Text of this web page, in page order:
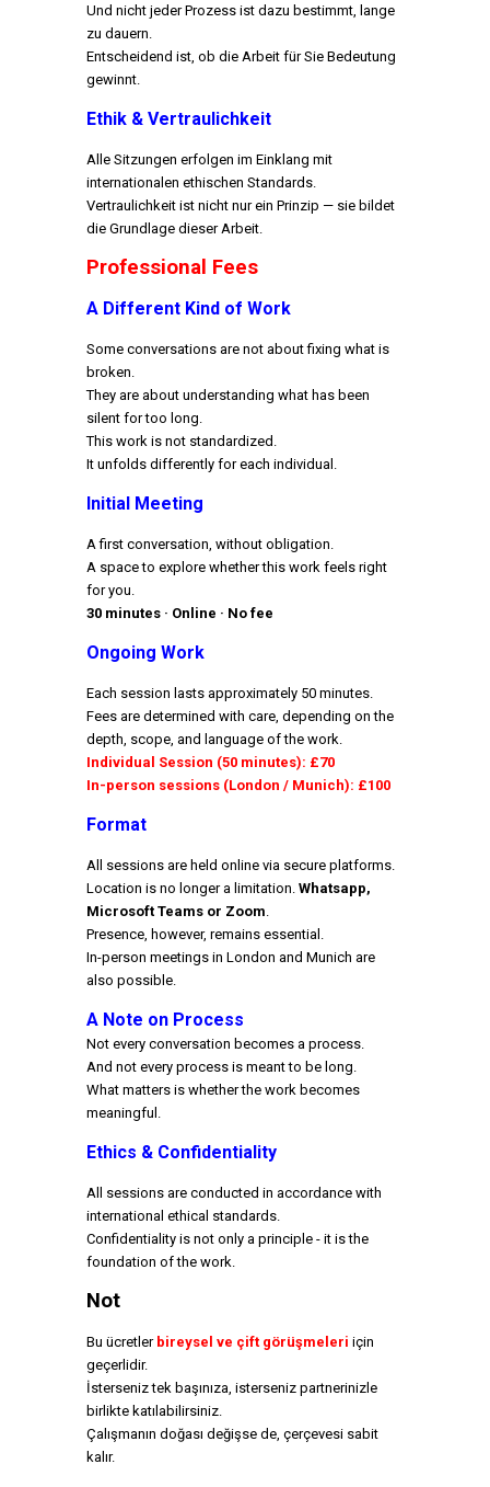
Und nicht jeder Prozess ist dazu bestimmt, lange
zu dauern.
Entscheidend ist, ob die Arbeit für Sie Bedeutung
gewinnt.
Ethik & Vertraulichkeit
Alle Sitzungen erfolgen im Einklang mit
internationalen ethischen Standards.
Vertraulichkeit ist nicht nur ein Prinzip — sie bildet
die Grundlage dieser Arbeit.
Professional Fees
A Different Kind of Work
Some conversations are not about fixing what is
broken.
They are about understanding what has been
silent for too long.
This work is not standardized.
It unfolds differently for each individual.
Initial Meeting
A first conversation, without obligation.
A space to explore whether this work feels right
for you.
30 minutes · Online · No fee
Ongoing Work
Each session lasts approximately 50 minutes.
Fees are determined with care, depending on the
depth, scope, and language of the work.
Individual Session (50 minutes): £70
In-person sessions (London / Munich): £100
Format
All sessions are held online via secure platforms.
Location is no longer a limitation. Whatsapp,
Microsoft Teams or Zoom.
Presence, however, remains essential.
In-person meetings in London and Munich are
also possible.
A Note on Process
Not every conversation becomes a process.
And not every process is meant to be long.
What matters is whether the work becomes
meaningful.
Ethics & Confidentiality
All sessions are conducted in accordance with
international ethical standards.
Confidentiality is not only a principle - it is the
foundation of the work.
Not
Bu ücretler bireysel ve çift görüşmeleri için
geçerlidir.
İsterseniz tek başınıza, isterseniz partnerinizle
birlikte katılabilirsiniz.
Çalışmanın doğası değişse de, çerçevesi sabit
kalır.